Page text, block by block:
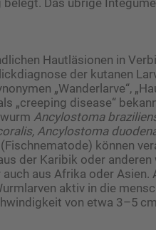
Das übrige
Hautläsionen in
der kutanen
„Wanderlarve“,
„creeping disease“
Ancylostoma
Ancylostoma
(Fischnematode) können
der Karibik oder anderen
aus Afrika oder
aktiv in die
von etwa 3–5